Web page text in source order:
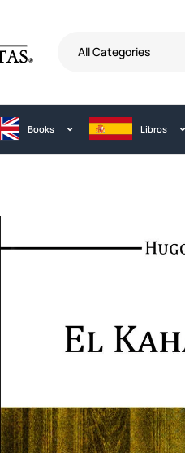
All Categories
Books Libros